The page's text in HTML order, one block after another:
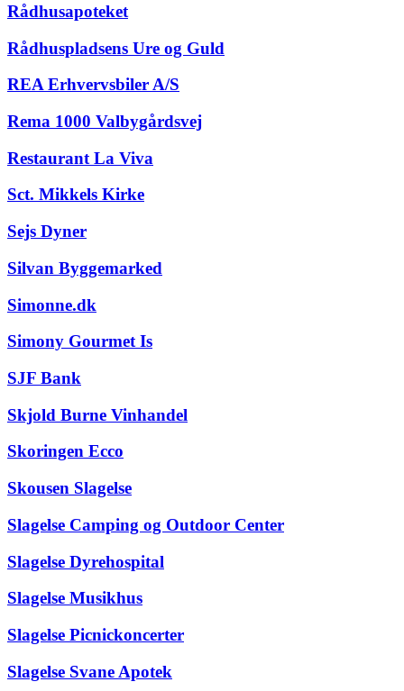
Rådhusapoteket
Rådhuspladsens Ure og Guld
REA Erhvervsbiler A/S
Rema 1000 Valbygårdsvej
Restaurant La Viva
Sct. Mikkels Kirke
Sejs Dyner
Silvan Byggemarked
Simonne.dk
Simony Gourmet Is
SJF Bank
Skjold Burne Vinhandel
Skoringen Ecco
Skousen Slagelse
Slagelse Camping og Outdoor Center
Slagelse Dyrehospital
Slagelse Musikhus
Slagelse Picnickoncerter
Slagelse Svane Apotek